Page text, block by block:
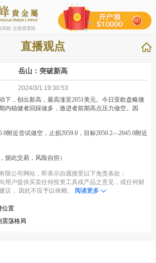
风险 交易需谨慎
直播观点
岳山：突破新高
2024/3/1 19:30:53
下，创出新高，最高涨至2051美元。今日亚欧盘略微
内稳健者回踩做多，激进者前期高点压力做空。因
附近尝试做空，止损2059.0，目标2050.2—2045.0附近
据此交易，风险自担）
限公司网站，即表示自愿接受以下免责条款：
用户提供买卖任何投资工具或产品之意见，或任何财
议， 因此不应予以倚赖。
阅读更多
位置
震荡格局